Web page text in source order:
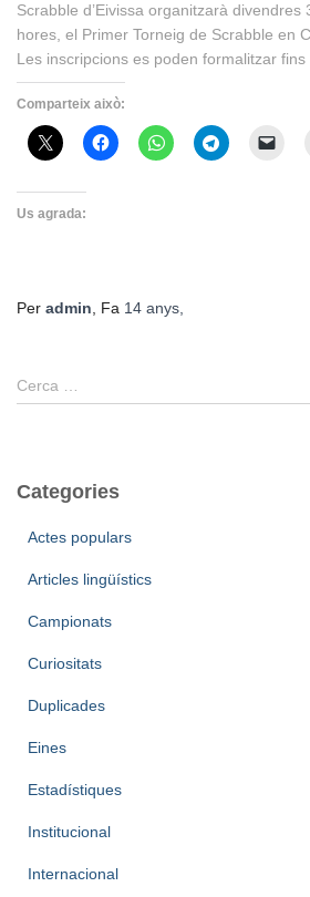
Scrabble d’Eivissa organitzarà divendres
hores, el Primer Torneig de Scrabble en
Les inscripcions es poden formalitzar fins
Comparteix això:
Us agrada:
Per admin , Fa 14 anys
C
e
:
Cerca …
Categories
Actes populars
Articles lingüístics
Campionats
Curiositats
Duplicades
Eines
Estadístiques
Institucional
Internacional